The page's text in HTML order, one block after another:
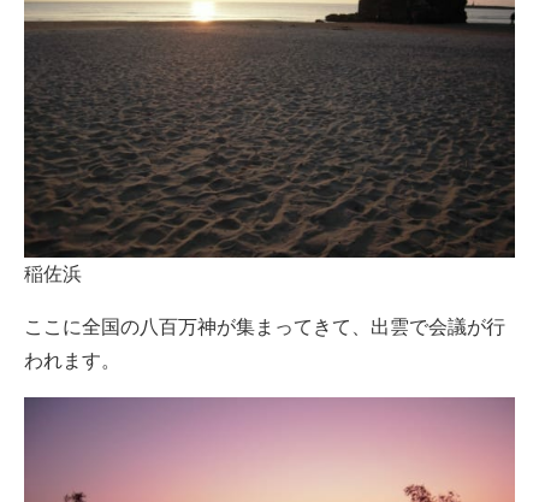
稲佐浜
ここに全国の八百万神が集まってきて、出雲で会議が行
われます。